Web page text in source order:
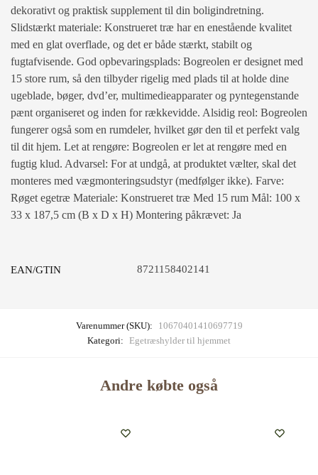
dekorativt og praktisk supplement til din boligindretning.
Slidstærkt materiale: Konstrueret træ har en enestående kvalitet
med en glat overflade, og det er både stærkt, stabilt og
fugtafvisende. God opbevaringsplads: Bogreolen er designet med
15 store rum, så den tilbyder rigelig med plads til at holde dine
ugeblade, bøger, dvd’er, multimedieapparater og pyntegenstande
pænt organiseret og inden for rækkevidde. Alsidig reol: Bogreolen
fungerer også som en rumdeler, hvilket gør den til et perfekt valg
til dit hjem. Let at rengøre: Bogreolen er let at rengøre med en
fugtig klud. Advarsel: For at undgå, at produktet vælter, skal det
monteres med vægmonteringsudstyr (medfølger ikke). Farve:
Røget egetræ Materiale: Konstrueret træ Med 15 rum Mål: 100 x
33 x 187,5 cm (B x D x H) Montering påkrævet: Ja
EAN/GTIN 8721158402141
Varenummer (SKU):
10670401410697719
Kategori: Egetræshylder til hjemmet
Andre købte også